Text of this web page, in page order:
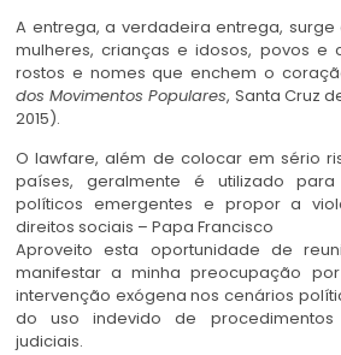
A entrega, a verdadeira entrega,
mulheres, crianças e idosos, povos e
rostos e nomes que enchem o
dos Movimentos Populares, Santa Cruz
2015).
O lawfare, além de colocar em sério
países, geralmente é utilizado
políticos emergentes e propor a
direitos sociais – Papa Francisco
Aproveito esta oportunidade de
manifestar a minha preocupação
intervenção exógena nos cenários
do uso indevido de
judiciais.